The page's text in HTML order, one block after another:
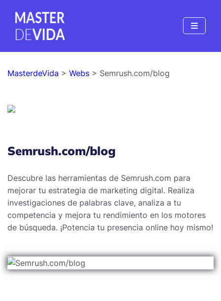
MasterdeVida > Webs > Semrush.com/blog
Semrush.com/blog
Descubre las herramientas de Semrush.com para
mejorar tu estrategia de marketing digital. Realiza
investigaciones de palabras clave, analiza a tu
competencia y mejora tu rendimiento en los motores
de búsqueda. ¡Potencia tu presencia online hoy mismo!